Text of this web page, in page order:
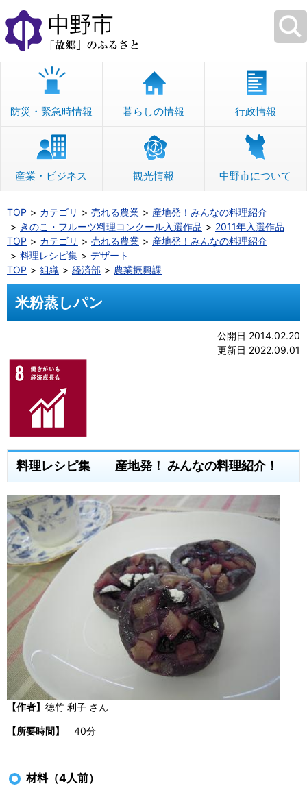
本
文
へ
移
防災・緊急時情報 暮らしの情報 行政情報
産業・ビジネス 観光情報 中野市について
TOP カテゴリ 売れる農業
産地発！みんなの料理紹介
きのこ・フルーツ料理コンクール入選作品
2011年入選作品
TOP
カテゴリ 売れる農業
産地発！みんなの料理紹介
料理レシピ集
デザート
TOP
組織 経済部 農業振興課
米粉蒸しパン
公開日 2014.02.20
更新日 2022.09.01
料理レシピ集 産地発！ みんなの料理紹介！
【作者】 徳竹 利子 さん
【所要時間】 40分
材料（4人前）